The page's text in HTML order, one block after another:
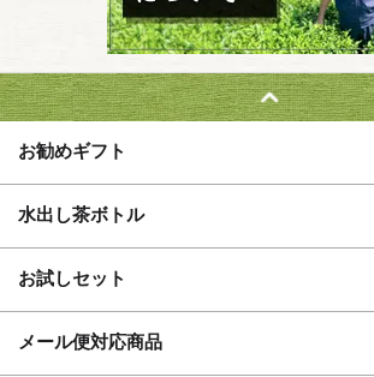
お勧めギフト
水出し茶ボトル
お試しセット
メール便対応商品